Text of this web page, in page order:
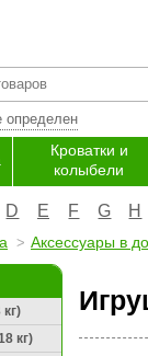
определен
Кроватки и
колыбели
D E F G H
Аксессуары в
кг)